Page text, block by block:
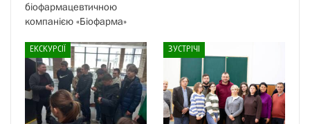
біофармацевтичною
компанією «Біофарма»
ЕКСКУРСІЇ ЗУСТРІЧІ